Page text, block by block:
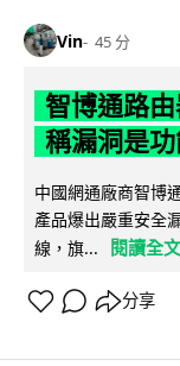
Vin 45 分
智博通路
稱漏洞是
中國網通廠商智博
產品爆出嚴重安全
線，旗...
閱讀全文
分享